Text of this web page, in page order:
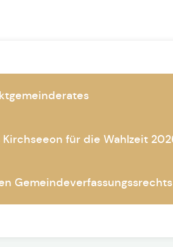
für die Wahlzeit